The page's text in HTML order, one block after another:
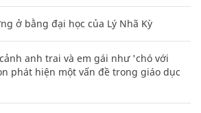
ở bằng đại học của Lý Nhã Kỳ
anh trai và em gái như 'chó với
phát hiện một vấn đề trong giáo dục